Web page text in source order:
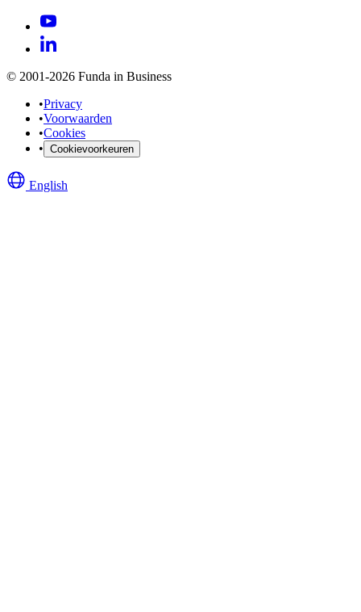
© 2001-2026 Funda in Business
•Privacy
•Voorwaarden
•Cookies
• Cookievoorkeuren
English